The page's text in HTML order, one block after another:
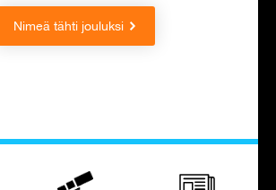
Nimeä tähti jouluksi